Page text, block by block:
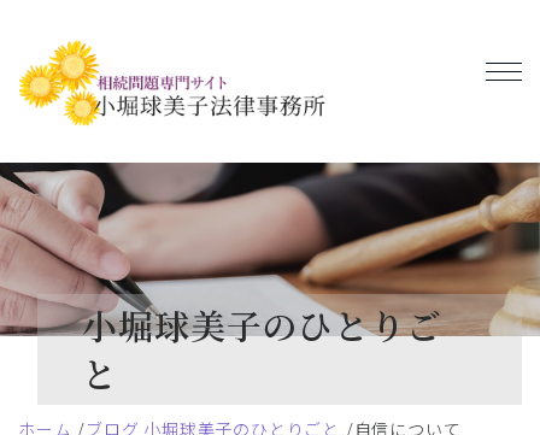
小堀球美子のひとりご
と
ホーム ブログ 小堀球美子のひとりごと 自信について